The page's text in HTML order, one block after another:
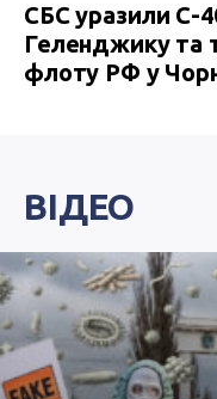
СБС уразили С-
Геленджику та
флоту РФ у
ВІДЕО